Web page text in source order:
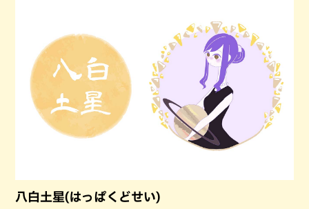
八白土星(はっぱくどせい)